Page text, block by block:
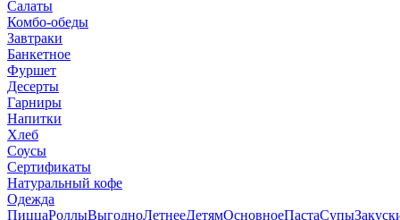
Салаты
Комбо-обеды
Завтраки
Банкетное
Фуршет
Десерты
Гарниры
Напитки
Хлеб
Соусы
Сертификаты
Натуральный кофе
Одежда
ПиццаРоллыВыгодноЛетнееДетямОсновноеПастаСупы